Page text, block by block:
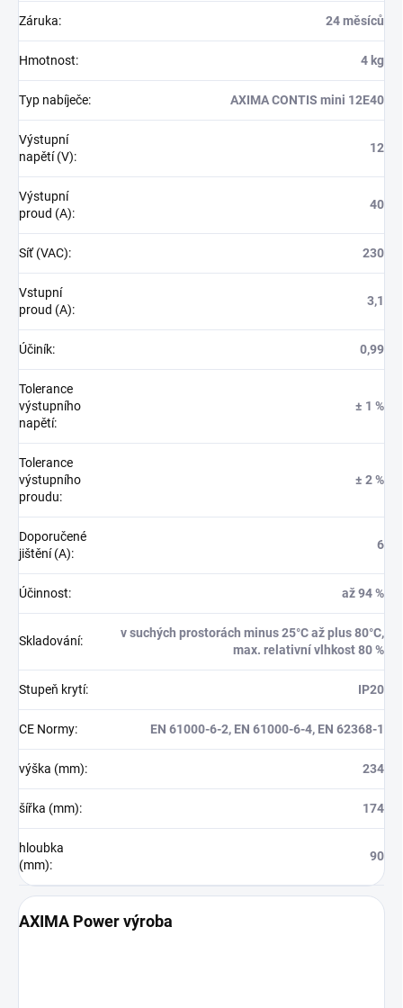
Záruka: 24 měsíců
Hmotnost: 4 kg
Typ nabíječe: AXIMA CONTIS mini 12E40
Výstupní
napětí (V):
12
Výstupní
proud (A):
40
Síť (VAC): 230
Vstupní
proud (A):
3,1
Účiník: 0,99
Tolerance
výstupního
napětí:
± 1 %
Tolerance
výstupního
proudu:
± 2 %
Doporučené
jištění (A):
6
Účinnost: až 94 %
Skladování:
v suchých prostorách minus 25°C až plus 80°C,
max. relativní vlhkost 80 %
Stupeň krytí: IP20
CE Normy: EN 61000-6-2, EN 61000-6-4, EN 62368-1
výška (mm): 234
šířka (mm): 174
hloubka
(mm):
90
AXIMA Power výroba